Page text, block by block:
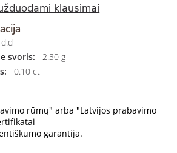
klausimai
svoris:
2.30 g
0.10 ct
rūmų" arba "Latvijos prabavimo
garantija.